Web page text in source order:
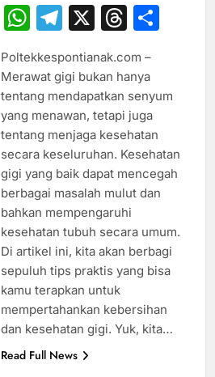
WhatsApp
Telegram
X
Poltekkespontianak.com –
Merawat gigi bukan hanya
tentang mendapatkan senyum
yang menawan, tetapi juga
tentang menjaga kesehatan
secara keseluruhan. Kesehatan
gigi yang baik dapat mencegah
berbagai masalah mulut dan
bahkan mempengaruhi
kesehatan tubuh secara umum.
Di artikel ini, kita akan berbagi
sepuluh tips praktis yang bisa
kamu terapkan untuk
mempertahankan kebersihan
dan kesehatan gigi. Yuk, kita…
Read Full News